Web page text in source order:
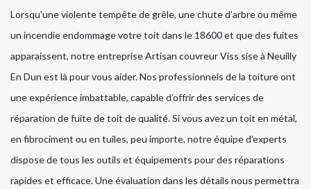
Lorsqu'une violente tempête de grêle, une chute d’arbre ou même
un incendie endommage votre toit dans le 18600 et que des fuites
apparaissent, notre entreprise Artisan couvreur Viss sise à Neuilly
En Dun est là pour vous aider. Nos professionnels de la toiture ont
une expérience imbattable, capable d’offrir des services de
réparation de fuite de toit de qualité. Si vous avez un toit en métal,
en fibrociment ou en tuiles, peu importe, notre équipe d'experts
dispose de tous les outils et équipements pour des réparations
rapides et efficace. Une évaluation dans les détails nous permettra